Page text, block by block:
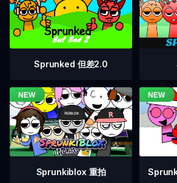
Sprunked 但差2.0
Sprunkiblox 重拍